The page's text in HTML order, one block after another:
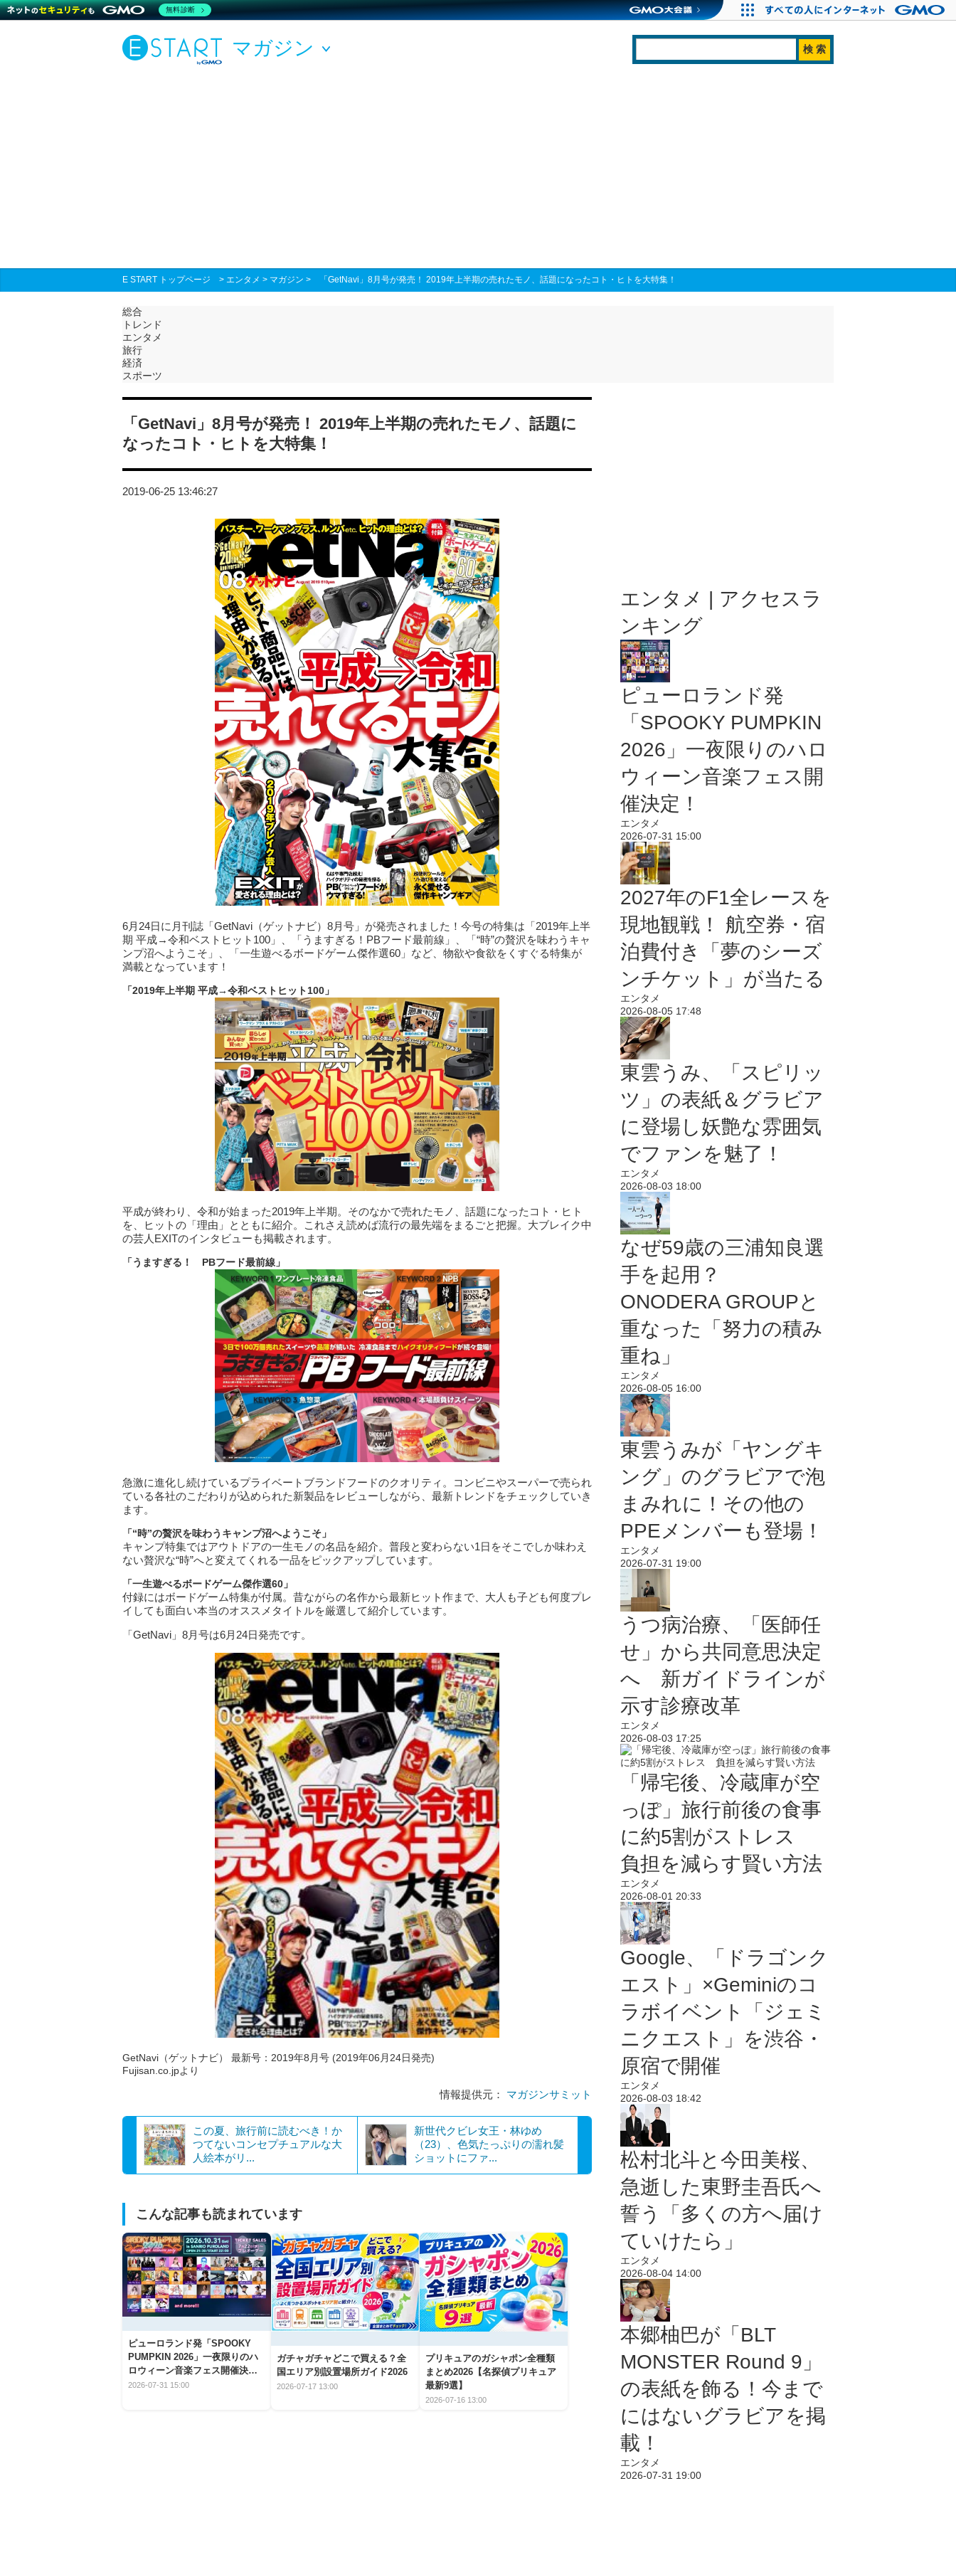
マガジン
E START トップページ > エンタメ > マガジン > 「GetNavi」8月号が発売！ 2019年上半期の売れたモノ、話題になったコト・ヒトを大特集！
総合
トレンド
エンタメ
旅行
経済
スポーツ
「GetNavi」8月号が発売！ 2019年上半期の売れたモノ、話題に
なったコト・ヒトを大特集！
2019-06-25 13:46:27
6月24日に月刊誌「GetNavi（ゲットナビ）8月号」が発売されました！今号の特集は「2019年上半
期 平成→令和ベストヒット100」、「うますぎる！PBフード最前線」、「“時”の贅沢を味わうキャ
ンプ沼へようこそ」、「一生遊べるボードゲーム傑作選60」など、物欲や食欲をくすぐる特集が
満載となっています！
「2019年上半期 平成→令和ベストヒット100 」
平成が終わり、令和が始まった2019年上半期。そのなかで売れたモノ、話題になったコト・ヒト
を、ヒットの「理由」とともに紹介。これさえ読めば流行の最先端をまるごと把握。大ブレイク中
の芸人EXITのインタビューも掲載されます。
「うますぎる！ PBフード最前線」
急激に進化し続けているプライベートブランドフードのクオリティ。コンビニやスーパーで売られ
ている各社のこだわりが込められた新製品をレビューしながら、最新トレンドをチェックしていき
ます。
「“時”の贅沢を味わうキャンプ沼へようこそ」
キャンプ特集ではアウトドアの一生モノの名品を紹介。普段と変わらない1日をそこでしか味わえ
ない贅沢な“時”へと変えてくれる一品をピックアップしています。
「一生遊べるボードゲーム傑作選60 」
付録にはボードゲーム特集が付属。昔ながらの名作から最新ヒット作まで、大人も子ども何度プレ
イしても面白い本当のオススメタイトルを厳選して紹介しています。
「GetNavi」8月号は6月24日発売です。
GetNavi（ゲットナビ） 最新号：2019年8月号 (2019年06月24日発売)
Fujisan.co.jpより
情報提供元： マガジンサミット
この夏、旅行前に読むべき！か
つてないコンセプチュアルな大
人絵本がリ...
新世代クビレ女王・林ゆめ
（23）、色気たっぷりの濡れ髪
ショットにファ...
こんな記事も読まれています
ピューロランド発「SPOOKY
PUMPKIN 2026」一夜限りのハ
ロウィーン音楽フェス開催決
定！
2026-07-31 15:00
ガチャガチャどこで買える？全
国エリア別設置場所ガイド2026
2026-07-17 13:00
プリキュアのガシャポン全種類
まとめ2026【名探偵プリキュア
最新9選】
2026-07-16 13:00
エンタメ | アクセスラ
ンキング
ピューロランド発
「SPOOKY PUMPKIN
2026」一夜限りのハロ
ウィーン音楽フェス開
催決定！
エンタメ
2026-07-31 15:00
2027年のF1全レースを
現地観戦！ 航空券・宿
泊費付き「夢のシーズ
ンチケット」が当たる
エンタメ
2026-08-05 17:48
東雲うみ、「スピリッ
ツ」の表紙＆グラビア
に登場し妖艶な雰囲気
でファンを魅了！
エンタメ
2026-08-03 18:00
なぜ59歳の三浦知良選
手を起用？
ONODERA GROUPと
重なった「努力の積み
重ね」
エンタメ
2026-08-05 16:00
東雲うみが「ヤングキ
ング」のグラビアで泡
まみれに！その他の
PPEメンバーも登場！
エンタメ
2026-07-31 19:00
うつ病治療、「医師任
せ」から共同意思決定
へ 新ガイドラインが
示す診療改革
エンタメ
2026-08-03 17:25
「帰宅後、冷蔵庫が空
っぽ」旅行前後の食事
に約5割がストレス
負担を減らす賢い方法
エンタメ
2026-08-01 20:33
Google、「ドラゴンク
エスト」×Geminiのコ
ラボイベント「ジェミ
ニクエスト」を渋谷・
原宿で開催
エンタメ
2026-08-03 18:42
松村北斗と今田美桜、
急逝した東野圭吾氏へ
誓う「多くの方へ届け
ていけたら」
エンタメ
2026-08-04 14:00
本郷柚巴が「BLT
MONSTER Round 9」
の表紙を飾る！今まで
にはないグラビアを掲
載！
エンタメ
2026-07-31 19:00
無料診断